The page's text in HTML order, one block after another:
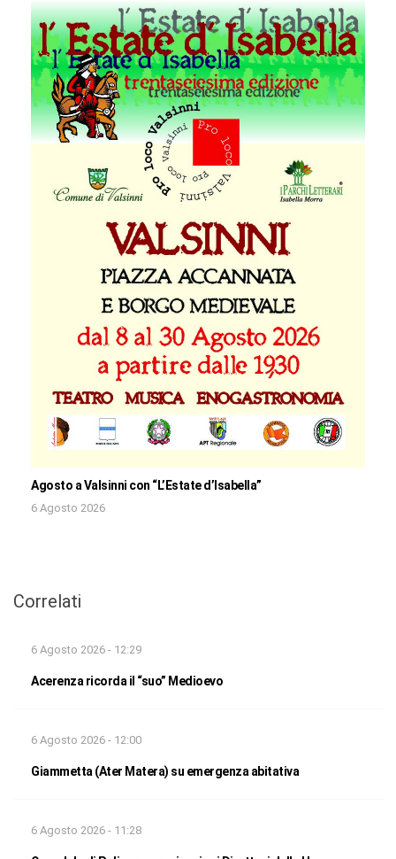
Agosto a Valsinni con “L’Estate d’Isabella”
6 Agosto 2026
Correlati
6 Agosto 2026 - 12:29
Acerenza ricorda il “suo” Medioevo
6 Agosto 2026 - 12:00
Giammetta (Ater Matera) su emergenza abitativa
6 Agosto 2026 - 11:28